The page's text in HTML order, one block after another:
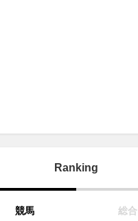
Ranking
競馬 総合